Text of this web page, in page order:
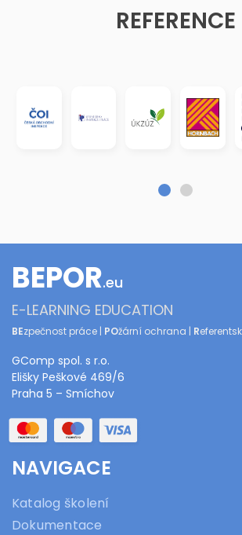
REFERENCE
BEPOR.eu
E-LEARNING EDUCATION
BEzpečnost práce | POžární ochrana | R
GComp spol. s r.o.
Elišky Peškové 469/6
Praha 5 – Smíchov
NAVIGACE
Katalog školení
Dokumentace